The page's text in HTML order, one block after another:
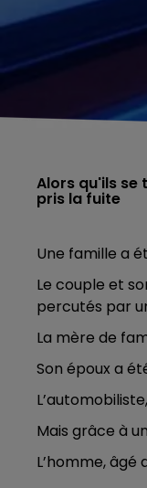
LA
Alors qu'ils
pris la fuite
Une famille a
Le couple et
percutés par
La mère de
Son époux a
Mais grâce à
L’homme, âgé